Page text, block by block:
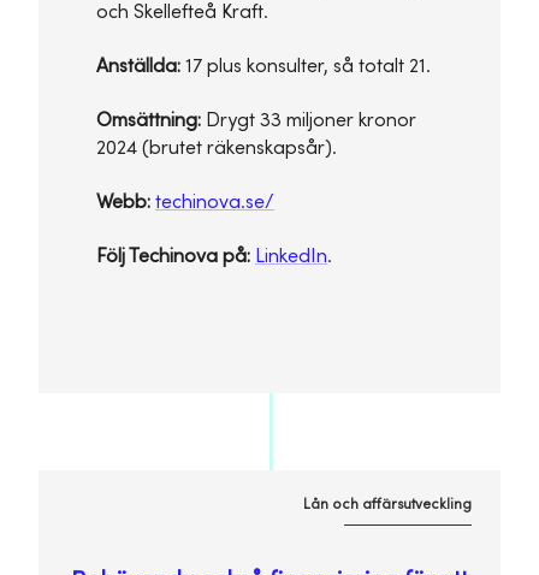
och Skellefteå Kraft.
Anställda: 17 plus konsulter, så totalt 21.
Omsättning: Drygt 33 miljoner kronor
2024 (brutet räkenskapsår).
Webb: techinova.se/
Följ Techinova på: LinkedIn.
Lån och affärsutveckling